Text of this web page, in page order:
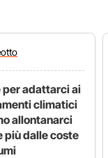
per adattarci ai
climatici
allontanarci
più dalle coste